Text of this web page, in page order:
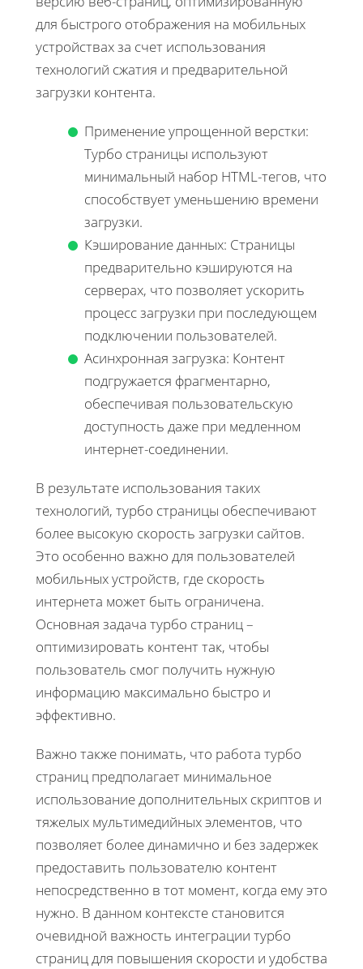
для быстрого отображения на мобильных
устройствах за счет использования
технологий сжатия и предварительной
загрузки контента.
Применение упрощенной верстки:
Турбо страницы используют
минимальный набор HTML-тегов, что
способствует уменьшению времени
загрузки.
Кэширование данных: Страницы
предварительно кэшируются на
серверах, что позволяет ускорить
процесс загрузки при последующем
подключении пользователей.
Асинхронная загрузка: Контент
подгружается фрагментарно,
обеспечивая пользовательскую
доступность даже при медленном
интернет-соединении.
В результате использования таких
технологий, турбо страницы обеспечивают
более высокую скорость загрузки сайтов.
Это особенно важно для пользователей
мобильных устройств, где скорость
интернета может быть ограничена.
Основная задача турбо страниц –
оптимизировать контент так, чтобы
пользователь смог получить нужную
информацию максимально быстро и
эффективно.
Важно также понимать, что работа турбо
страниц предполагает минимальное
использование дополнительных скриптов и
тяжелых мультимедийных элементов, что
позволяет более динамично и без задержек
предоставить пользователю контент
непосредственно в тот момент, когда ему это
нужно. В данном контексте становится
очевидной важность интеграции турбо
страниц для повышения скорости и удобства